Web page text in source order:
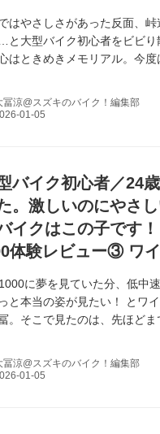
はやさしさがあった反面、
大型バイク初心者をビビり
はときめきメモリアル。今度
冨涼@スズキのバイク！編集部
型バイク初心者／24
。激しいのにやさ
イクはこの子です
体験レビュー③ ワイ
に夢を見ていた分、低中
と本当の姿が見たい！ とワ
。そこで見たのは、先ほど
冨涼@スズキのバイク！編集部